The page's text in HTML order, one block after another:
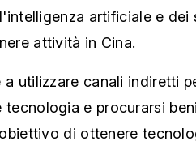
artificiale e dei
attività in Cina.
a utilizzare canali indiretti
tecnologia e procurarsi
di ottenere